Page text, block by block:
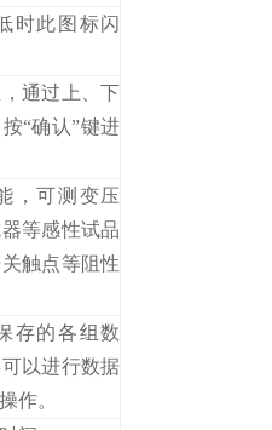
时此图标闪
通过上、下
“确认”键进
，可测变压
等感性试品
触点等阻性
存的各组数
以进行数据
作。